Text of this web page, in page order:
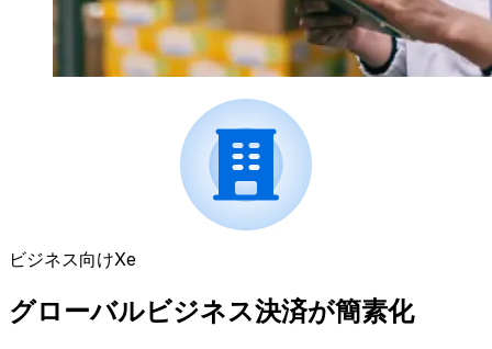
ビジネス向けXe
グローバルビジネス決済が簡素化